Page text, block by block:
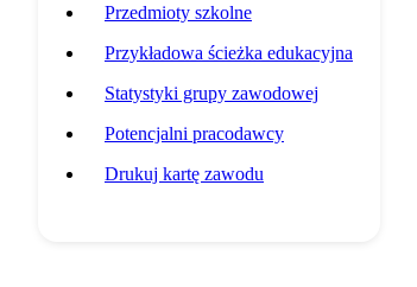
Przedmioty szkolne
Przykładowa ścieżka edukacyjna
Statystyki grupy zawodowej
Potencjalni pracodawcy
Drukuj kartę zawodu